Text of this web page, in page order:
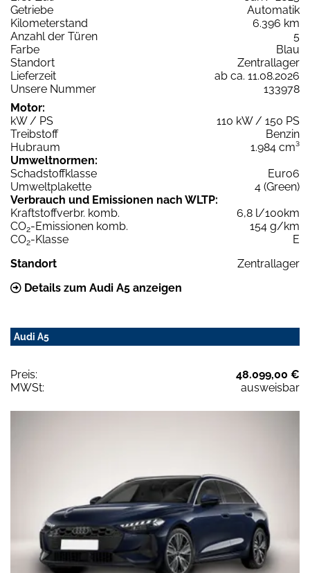
Getriebe
Automatik
Kilometerstand
6.396 km
Anzahl der Türen
5
Farbe
Blau
Standort
Zentrallager
Lieferzeit
ab ca. 11.08.2026
Unsere Nummer
133978
Motor:
kW / PS
110 kW / 150 PS
Treibstoff
Benzin
Hubraum
1.984 cm³
Umweltnormen:
Schadstoffklasse
Euro6
Umweltplakette
4 (Green)
Verbrauch und Emissionen nach WLTP:
Kraftstoffverbr. komb.
6,8 l/100km
CO2-Emissionen komb.
154 g/km
CO2-Klasse
E
Standort
Zentrallager
Details zum Audi A5 anzeigen
Audi A5
Preis:
48.099,00 €
MWSt:
ausweisbar